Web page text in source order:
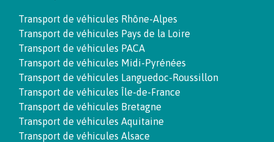
Transport de véhicules Rhône-Alpes
Transport de véhicules Pays de la Loire
Transport de véhicules PACA
Transport de véhicules Midi-Pyrénées
Transport de véhicules Languedoc-Roussillon
Transport de véhicules Île-de-France
Transport de véhicules Bretagne
Transport de véhicules Aquitaine
Transport de véhicules Alsace